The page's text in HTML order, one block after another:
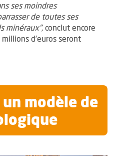
ses moindres
de toutes ses
minéraux", conclut encore
d’euros seront
modèle de